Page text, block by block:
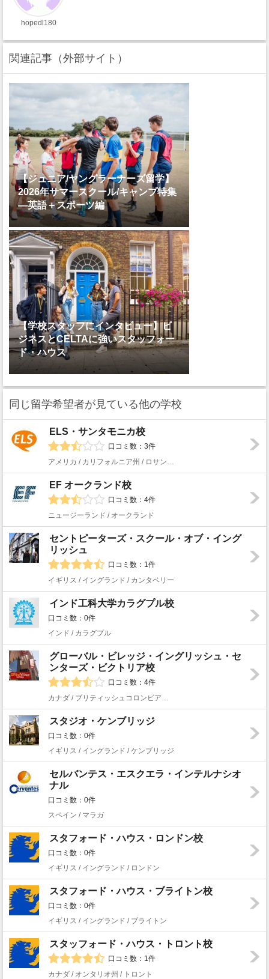
hopedl180
関連記事（外部サイト）
【ジュニア/ヤングラーナーズ留学】
2026年サマースクール/キャンプ特集
―英語＋スポーツ編
【学校スタッフにインタビュー】ビ
ジネスとCELTAに強いスタッフォー
ド・ハウス
同じ留学希望者が見ている他の学校
ELS・サンタモニカ校
口コミ数：3件
アメリカ / カリフォルニア州 / ロサンゼルス
EF オークランド校
口コミ数：4件
ニュージーランド / オークランド
セントピーターズ・スクール・オブ・イング
リッシュ
口コミ数：1件
イギリス / イングランド / カンタベリー
インド工科大学カラグプル校
口コミ数：0件
インド / カラグプル
グローバル・ビレッジ・イングリッシュ・セ
ンターズ・ビクトリア校
口コミ数：4件
カナダ / ブリティッシュコロンビア州 / ビクトリア
スタジオ・ケンブリッジ
口コミ数：0件
イギリス / イングランド / ケンブリッジ
セルバンテス・エスクエラ・インテルナシオ
ナル
口コミ数：0件
スペイン / マラガ
スタフォード・ハウス・ロンドン校
口コミ数：0件
イギリス / イングランド / ロンドン
スタフォード・ハウス・ブライトン校
口コミ数：0件
イギリス / イングランド / ブライトン
スタッフォード・ハウス・トロント校
口コミ数：1件
カナダ / オンタリオ州 / トロント